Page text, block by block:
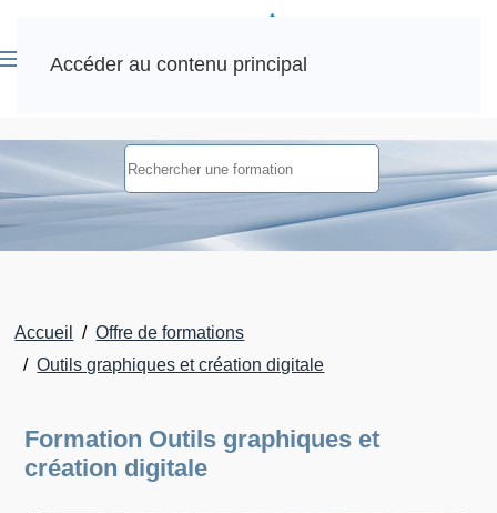
Accéder au contenu principal
Accueil
Offre de formations
Outils graphiques et création digitale
Formation Outils graphiques et
création digitale